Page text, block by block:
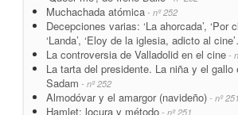
Muchachada atómica - nº 252
Decepciones varias: ‘La ahorcada’, ‘Por
‘Landa’, ‘Eloy de la iglesia, adicto al
La controversia de Valladolid en el cine -
La tarta del presidente. La niña y el
Sadam - nº 252
Almodóvar y el amargor (navideño) - nº 251
Hamlet: locura y método - nº 251